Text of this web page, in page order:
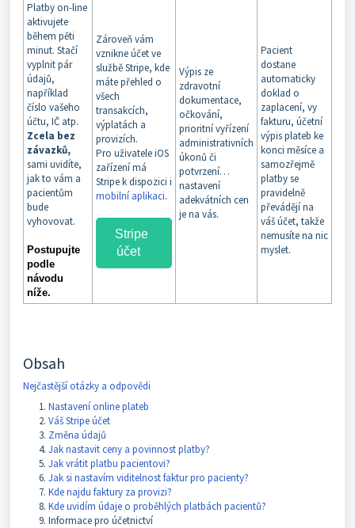
Platby on-line
aktivujete
během pěti
minut. Stačí
vyplnit pár
údajů,
například
číslo vašeho
účtu, IČ atp.
Zcela bez
závazků,
sami uvidíte,
jak to vám a
pacientům
bude
vyhovovat.
Postupujte
podle
návodu
níže.
Zároveň vám
vznikne účet ve
službě Stripe, kde
máte přehled o
všech
transakcích,
výplatách a
provizích.
Pro uživatele iOS
zařízení má
Stripe k dispozici i
mobilní aplikaci.
Stripe
účet
Výpis ze
zdravotní
dokumentace,
očkování,
prioritní vyřízení
administrativních
úkonů či
potvrzení…
nastavení
adekvátních cen
je na vás.
Pacient
dostane
automaticky
doklad o
zaplacení, vy
fakturu, účetní
výpis plateb ke
konci měsíce a
samozřejmě
platby se
pravidelně
převádějí na
váš účet, takže
nemusíte na nic
myslet.
Obsah
Nejčastější otázky a odpovědi
Nastavení online plateb
Váš Stripe účet
Změna údajů
Jak nastavit ceny a povinnost platby?
Jak vrátit platbu pacientovi?
Jak si nastavím viditelnost faktur pro pacienty?
Kde najdu faktury za provizi?
Kde uvidím údaje o proběhlých platbách pacientů?
Informace pro účetnictví